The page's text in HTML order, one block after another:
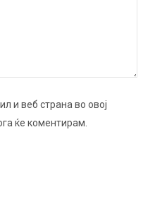
и веб страна во овој
ќе коментирам.